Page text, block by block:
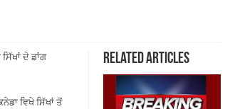
Related Articles
ਦੇ ਡਾਂਗ
ਵਿਖੇ ਸਿੱਖਾਂ ਤੋਂ